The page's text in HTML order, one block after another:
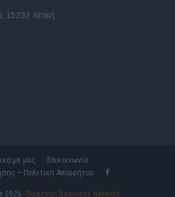
15233 Αττική
με μας
Επικοινωνία
– Πολιτική Απορρήτου
2026 - Direction Business Network